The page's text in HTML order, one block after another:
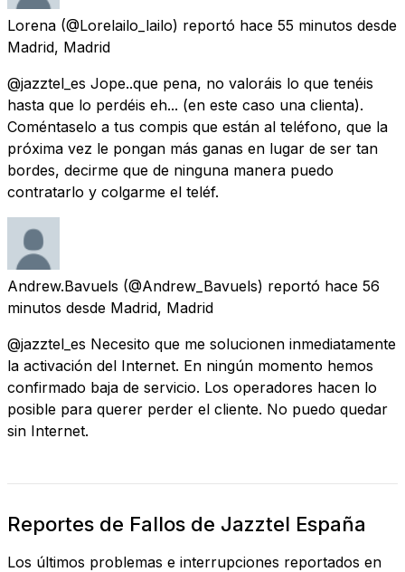
Lorena (@Lorelailo_lailo) reportó hace 55 minutos desde
Madrid, Madrid
@jazztel_es Jope..que pena, no valoráis lo que tenéis
hasta que lo perdéis eh... (en este caso una clienta).
Coméntaselo a tus compis que están al teléfono, que la
próxima vez le pongan más ganas en lugar de ser tan
bordes, decirme que de ninguna manera puedo
contratarlo y colgarme el teléf.
Andrew.Bavuels (@Andrew_Bavuels) reportó hace 56
minutos desde Madrid, Madrid
@jazztel_es Necesito que me solucionen inmediatamente
la activación del Internet. En ningún momento hemos
confirmado baja de servicio. Los operadores hacen lo
posible para querer perder el cliente. No puedo quedar
sin Internet.
Reportes de Fallos de Jazztel España
Los últimos problemas e interrupciones reportados en